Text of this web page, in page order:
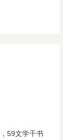
59文学千书